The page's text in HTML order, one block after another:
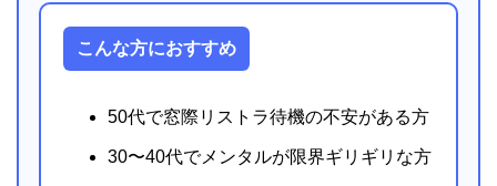
こんな方におすすめ
50代で窓際リストラ待機の不安がある方
30〜40代でメンタルが限界ギリギリな方